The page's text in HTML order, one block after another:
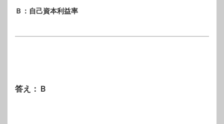
Ｂ：自己資本利益率
答え：Ｂ